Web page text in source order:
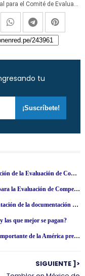
MINEDU: Aplicativo Oficial para el Comité de Evaluación - Concurso Director de UGEL - www.minedu.gob.pe
tu
CONCURSO DIRECTOR DE UGEL: Aplicación de la Evaluación de Competencias a cargo del Minedu
MINEDU: Conozca los detalles de los locales para la Evaluación de Competencias del Concurso de Acceso al Cargo de Director de UGEL
CONCURSO DIRECTOR DE UGEL: Presentación de la documentación que acredita el derecho a recibir bonificaciones - MINEDU
las que mejor se pagan?
Todo sobre el Tahuantinsuyo; el imperio más importante de la América precolombina
SIGUIENTE ]>